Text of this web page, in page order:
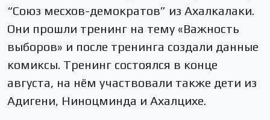
“Союз месхов-демократов” из Ахалкалаки.
Они прошли тренинг на тему «Важность
выборов» и после тренинга создали данные
комиксы. Тренинг состоялся в конце
августа, на нём участвовали также дети из
Адигени, Ниноцминда и Ахалцихе.